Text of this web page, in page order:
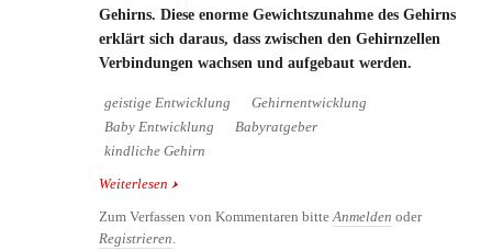
Gehirns. Diese enorme Gewichtszunahme des Gehirns
erklärt sich daraus, dass zwischen den Gehirnzellen
Verbindungen wachsen und aufgebaut werden.
geistige Entwicklung
Gehirnentwicklung
Baby Entwicklung
Babyratgeber
kindliche Gehirn
Weiterlesen über Die geistige Entwicklung beim Baby -
Zum Verfassen von Kommentaren bitteAnmelden oder
Registrieren.